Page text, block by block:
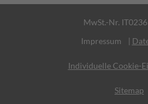
MwSt.-Nr.
Impressum
|
Individuelle Cookie-
Sitemap